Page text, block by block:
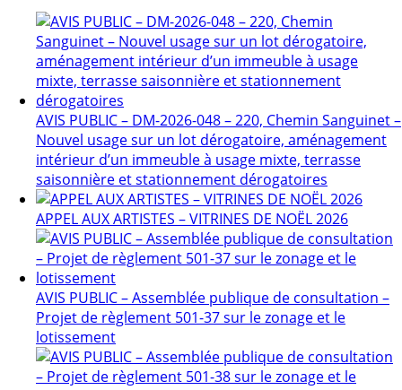
AVIS PUBLIC – DM-2026-048 – 220, Chemin Sanguinet –
Nouvel usage sur un lot dérogatoire, aménagement
intérieur d’un immeuble à usage mixte, terrasse
saisonnière et stationnement dérogatoires
APPEL AUX ARTISTES – VITRINES DE NOËL 2026
AVIS PUBLIC – Assemblée publique de consultation –
Projet de règlement 501-37 sur le zonage et le
lotissement